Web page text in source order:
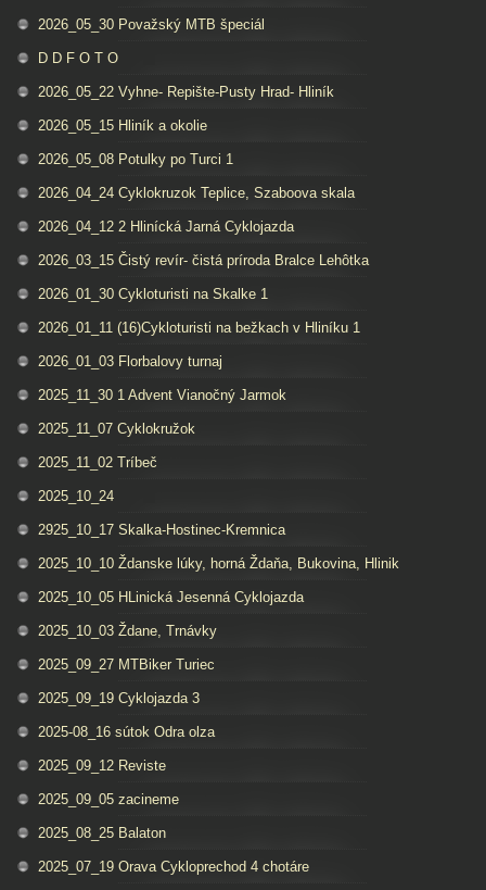
2026_05_30 Považský MTB špeciál
D D F O T O
2026_05_22 Vyhne- Repište-Pusty Hrad- Hliník
2026_05_15 Hliník a okolie
2026_05_08 Potulky po Turci 1
2026_04_24 Cyklokruzok Teplice, Szaboova skala
2026_04_12 2 Hlinícká Jarná Cyklojazda
2026_03_15 Čistý revír- čistá príroda Bralce Lehôtka
2026_01_30 Cykloturisti na Skalke 1
2026_01_11 (16)Cykloturisti na bežkach v Hliníku 1
2026_01_03 Florbalovy turnaj
2025_11_30 1 Advent Vianočný Jarmok
2025_11_07 Cyklokružok
2025_11_02 Tríbeč
2025_10_24
2925_10_17 Skalka-Hostinec-Kremnica
2025_10_10 Ždanske lúky, horná Ždaňa, Bukovina, Hlinik
2025_10_05 HLinická Jesenná Cyklojazda
2025_10_03 Ždane, Trnávky
2025_09_27 MTBiker Turiec
2025_09_19 Cyklojazda 3
2025-08_16 sútok Odra olza
2025_09_12 Reviste
2025_09_05 zacineme
2025_08_25 Balaton
2025_07_19 Orava Cykloprechod 4 chotáre